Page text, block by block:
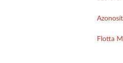
Flotta